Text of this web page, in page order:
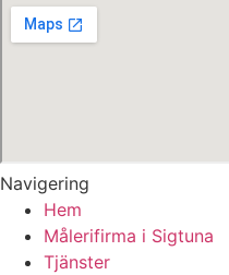
Navigering
Hem
Målerifirma i Sigtuna
Tjänster